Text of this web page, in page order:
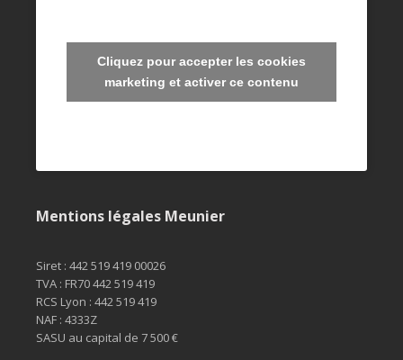
Cliquez pour accepter les cookies
marketing et activer ce contenu
Mentions légales Meunier
Siret : 442 519 419 00026
TVA : FR70 442 519 419
RCS Lyon : 442 519 419
NAF : 4333Z
SASU au capital de 7 500 €